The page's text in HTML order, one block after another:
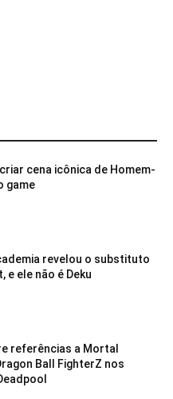
cena icônica de Homem-
game
revelou o substituto
e ele não é Deku
referências a Mortal
Ball FighterZ nos